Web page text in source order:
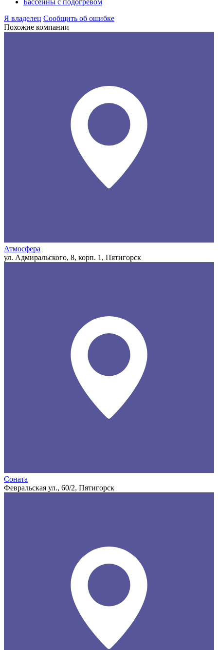
Я владелец Сообщить об ошибке
Похожие компании
Атмосфера
ул. Адмиральского, 8, корп. 1, Пятигорск
Соната
Февральская ул., 60/2, Пятигорск